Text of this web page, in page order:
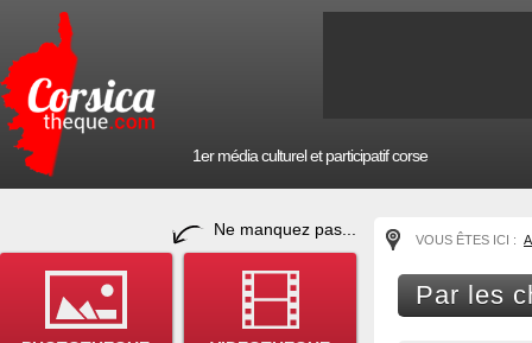
1er média culturel et participatif corse
Ne manquez pas...
VOUS ÊTES ICI :
Par les